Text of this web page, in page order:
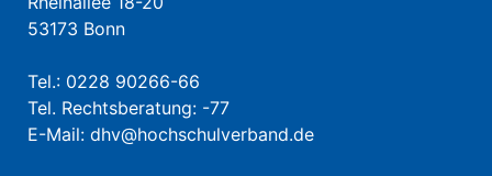
53173 Bonn
Tel.: 0228 90266-66
Tel. Rechtsberatung: -77
E-Mail: dhv@hochschulverband.de